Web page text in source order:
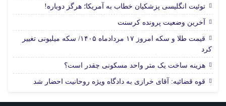
توئیت انگلیسی پزشکیان خطاب به آمریکا؛ هرگز دوباره!
آخرین وضعیت پرونده کرسنت
قیمت طلا و سکه امروز ۱۷ مردادماه ۱۴۰۵/ سکه میلیونی تغییر
کرد
هزینه ساخت یک متر واحد مسکونی چقدر است؟
قوه قضائیه: آقای خرازی به دادگاه ویژه روحانیت احضار شد